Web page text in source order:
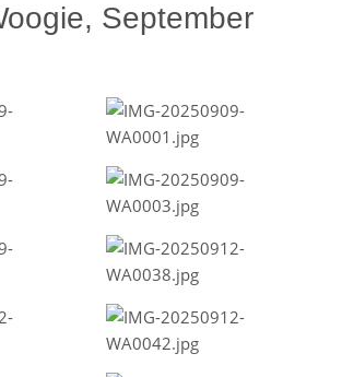
September